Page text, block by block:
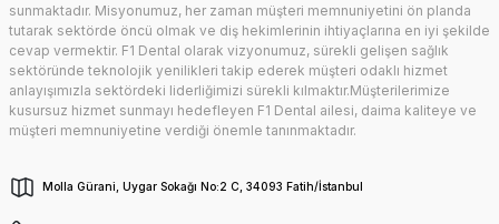
sunmaktadır. Misyonumuz, her zaman müşteri memnuniyetini ön planda
tutarak sektörde öncü olmak ve diş hekimlerinin ihtiyaçlarına en iyi şekilde
cevap vermektir. F1 Dental olarak vizyonumuz, sürekli gelişen sağlık
sektöründe teknolojik yenilikleri takip ederek müşteri odaklı hizmet
anlayışımızla sektördeki liderliğimizi sürekli kılmaktır.Müşterilerimize
kusursuz hizmet sunmayı hedefleyen F1 Dental ailesi, daima kaliteye ve
müşteri memnuniyetine verdiği önemle tanınmaktadır.
Molla Gürani, Uygar Sokağı No:2 C, 34093 Fatih/İstanbul